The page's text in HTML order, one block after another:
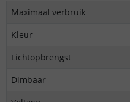
Maximaal verbruik
Kleur
Lichtopbrengst
Dimbaar